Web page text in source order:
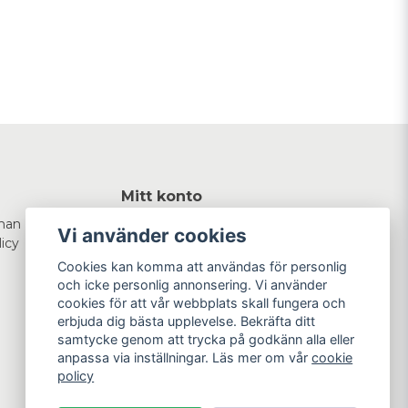
Mitt konto
Logga in
Registrera dig
Glömt lösenord?
Vi använder cookies
Cookies kan komma att användas för personlig
och icke personlig annonsering. Vi använder
cookies för att vår webbplats skall fungera och
erbjuda dig bästa upplevelse. Bekräfta ditt
samtycke genom att trycka på godkänn alla eller
anpassa via inställningar. Läs mer om vårcookie
policy